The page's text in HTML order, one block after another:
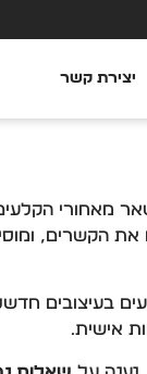
יצירת קשר
או נשאר מאחורי
הקשרים,
בעיצובים
אישית.